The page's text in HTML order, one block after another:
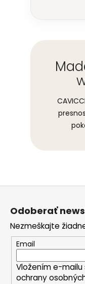
Odoberať
Nezmeškajte
Email
Vložením e-mailu
ochrany